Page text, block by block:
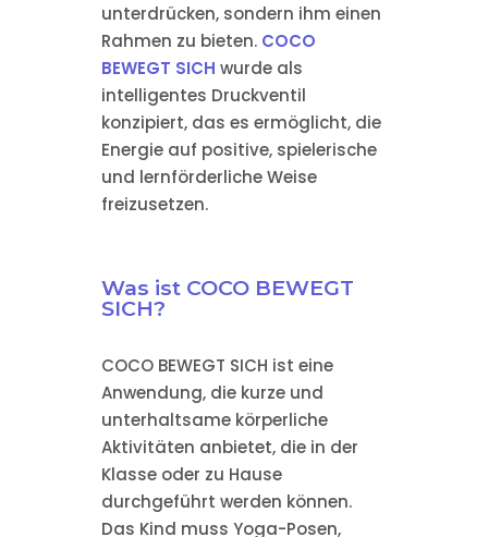
unterdrücken, sondern ihm einen
Rahmen zu bieten. COCO
BEWEGT SICH wurde als
intelligentes Druckventil
konzipiert, das es ermöglicht, die
Energie auf positive, spielerische
und lernförderliche Weise
freizusetzen.
Was ist COCO BEWEGT
SICH?
COCO BEWEGT SICH ist eine
Anwendung, die kurze und
unterhaltsame körperliche
Aktivitäten anbietet, die in der
Klasse oder zu Hause
durchgeführt werden können.
Das Kind muss Yoga-Posen,